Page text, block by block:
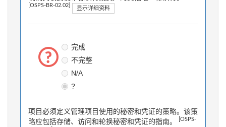
[OSPS-BR-02.02] 显示详细资料
完成
不完整
N/A
?
项目必须定义管理项目使用的秘密和凭证的策略。该策
略应包括存储、访问和轮换秘密和凭证的指南。
[OSPS-